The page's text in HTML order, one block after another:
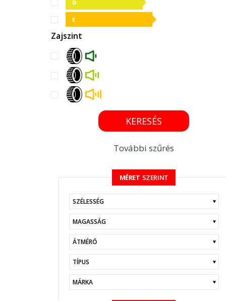
Zajszint
KERESÉS
További szűrés
MÉRET SZERINT